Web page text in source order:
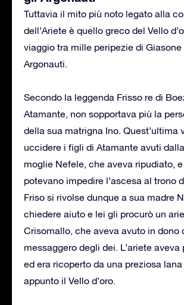
Tuttavia il mito più noto legato alla
dell’Ariete è quello greco del Vello
viaggio tra mille peripezie di Giasone
Argonauti.
Secondo la leggenda Frisso re di
Atamante, non sopportava più la
della sua matrigna Ino. Quest’ultima
uccidere i figli di Atamante avuti
moglie Nefele, che aveva ripudiato,
potevano impedire l’ascesa al trono
Friso si rivolse dunque a sua madre
chiedere aiuto e lei gli procurò un
Crisomallo, che aveva avuto in dono
messaggero degli dei. L’ariete
ed era ricoperto da una preziosa lana
appunto il Vello d’oro.